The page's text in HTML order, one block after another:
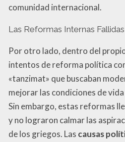
comunidad internacional.
Las Reformas Internas Fallidas
Por otro lado, dentro del
intentos de reforma política
«tanzimat» que buscaban
mejorar las condiciones de
Sin embargo, estas reformas
y no lograron calmar las
de los griegos. Las causas